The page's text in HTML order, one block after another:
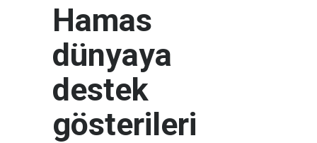
Hamas
dünyaya
destek
gösterileri